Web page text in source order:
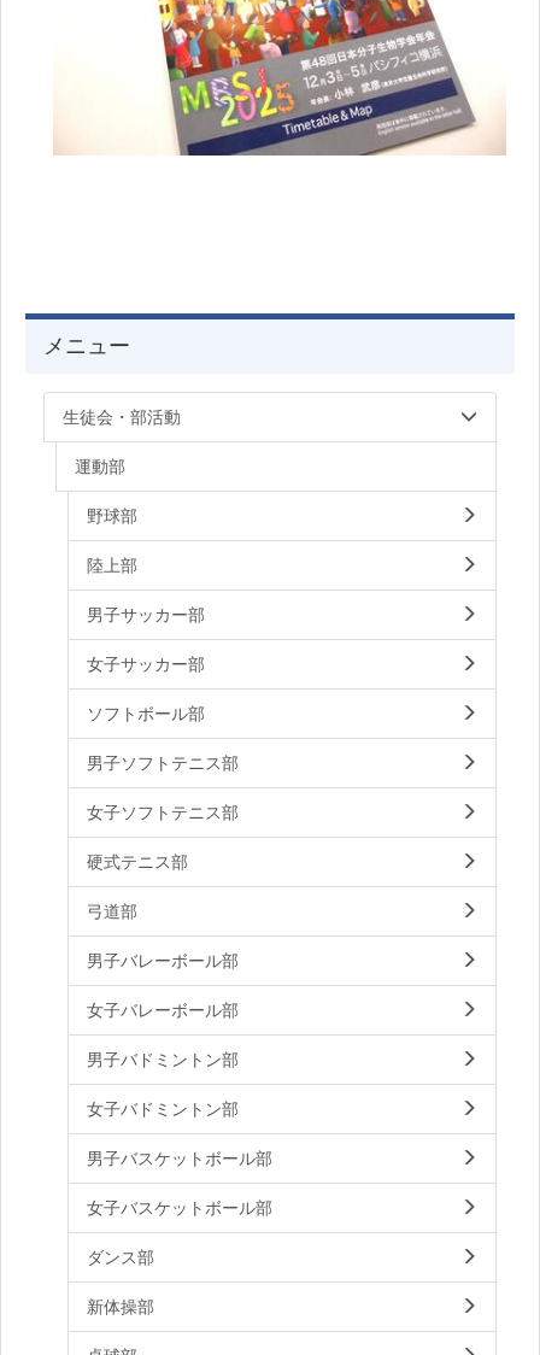
メニュー
生徒会・部活動
運動部
野球部
陸上部
男子サッカー部
女子サッカー部
ソフトボール部
男子ソフトテニス部
女子ソフトテニス部
硬式テニス部
弓道部
男子バレーボール部
女子バレーボール部
男子バドミントン部
女子バドミントン部
男子バスケットボール部
女子バスケットボール部
ダンス部
新体操部